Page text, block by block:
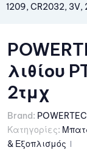
1209, CR2032, 3V,
λιθίου
2τμχ
Brand:
Κατηγορίες:
& Εξοπλισμός